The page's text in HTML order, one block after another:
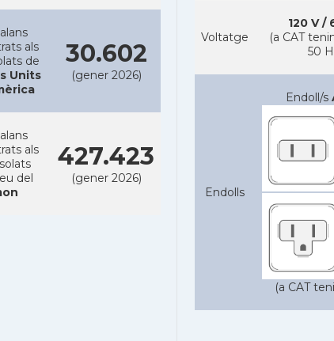
als
de
Units
30.602
(gener 2026)
als
del
427.423
(gener 2026)
Voltatge
120 V /
(a CAT
50
Endolls
Endoll/s
(a CAT